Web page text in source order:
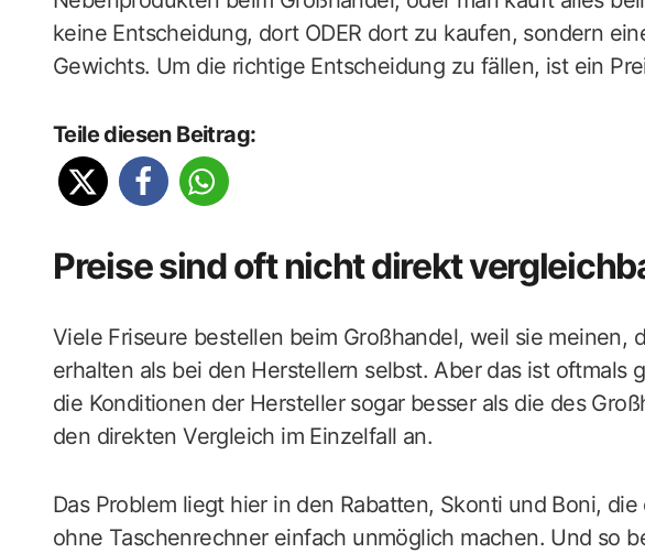
keine Entscheidung, dort ODER dort zu kaufen, sondern
Gewichts. Um die richtige Entscheidung zu fällen, ist ein
Teile diesen Beitrag:
Preise sind oft nicht direkt
Viele Friseure bestellen beim Großhandel, weil sie meinen,
erhalten als bei den Herstellern selbst. Aber das ist oftmals
die Konditionen der Hersteller sogar besser als die des
den direkten Vergleich im Einzelfall an.
Das Problem liegt hier in den Rabatten, Skonti und Boni,
ohne Taschenrechner einfach unmöglich machen. Und so